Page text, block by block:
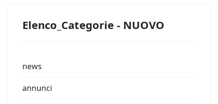
Elenco_Categorie - NUOVO
news
annunci